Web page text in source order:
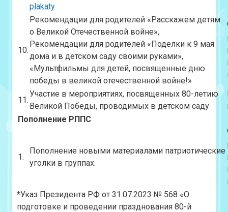
plakaty
10.
Рекомендации для родителей «Расскажем детям
о Великой Отечественной войне»,
Рекомендации для родителей «Поделки к 9 мая
дома и в детском саду своими руками»,
«Мультфильмы для детей, посвященные дню
победы в великой отечественной войне!»
11.
Участие в мероприятиях, посвященных 80-летию
Великой Победы, проводимых в детском саду
Пополнение РППС
1.
Пополнение новыми материалами патриотические
уголки в группах.
*Указ Президента РФ от 31.07.2023 № 568 «О
подготовке и проведении празднования 80-й